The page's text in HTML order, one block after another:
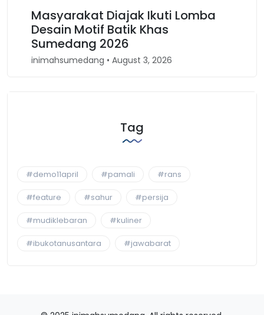
Masyarakat Diajak Ikuti Lomba
Desain Motif Batik Khas
Sumedang 2026
inimahsumedang • August 3, 2026
Tag
#demo11april #pamali #rans
#feature #sahur #persija
#mudiklebaran #kuliner
#ibukotanusantara #jawabarat